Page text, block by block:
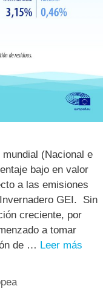
(Nacional e
bajo en valor
a las emisiones
GEI. Sin
creciente, por
a tomar
de … Leer más